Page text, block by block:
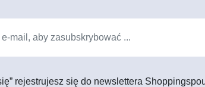
rejestrujesz się do newslettera